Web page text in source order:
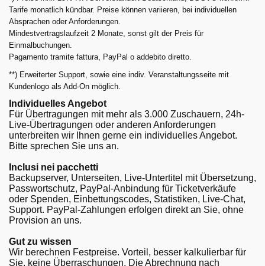
Tarife monatlich kündbar. Preise können variieren, bei individuellen
Absprachen oder Anforderungen.
Mindestvertragslaufzeit 2 Monate, sonst gilt der Preis für
Einmalbuchungen.
Pagamento tramite fattura, PayPal o addebito diretto.
**) Erweiterter Support, sowie eine indiv. Veranstaltungsseite mit
Kundenlogo als Add-On möglich.
Individuelles Angebot
Für Übertragungen mit mehr als 3.000 Zuschauern, 24h-
Live-Übertragungen oder anderen Anforderungen
unterbreiten wir Ihnen gerne ein individuelles Angebot.
Bitte sprechen Sie uns an.
Inclusi nei pacchetti
Backupserver, Unterseiten, Live-Untertitel mit Übersetzung,
Passwortschutz, PayPal-Anbindung für Ticketverkäufe
oder Spenden, Einbettungscodes, Statistiken, Live-Chat,
Support. PayPal-Zahlungen erfolgen direkt an Sie, ohne
Provision an uns.
Gut zu wissen
Wir berechnen Festpreise. Vorteil, besser kalkulierbar für
Sie, keine Überraschungen. Die Abrechnung nach